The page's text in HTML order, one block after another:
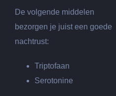
De volgende middelen
bezorgen je juist een goede
nachtrust:
Triptofaan
Serotonine